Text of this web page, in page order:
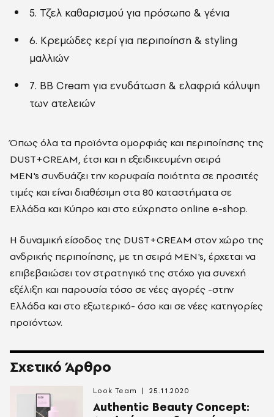
5. Τζελ καθαρισμού για πρόσωπο & γένια
6. Κρεμώδες κερί για περιποίηση & styling
μαλλιών
7. BB Cream για ενυδάτωση & ελαφριά κάλυψη
των ατελειών
Όπως όλα τα προϊόντα ομορφιάς και περιποίησης της
DUST+CREAM, έτσι και η εξειδικευμένη σειρά
MEN's συνδυάζει την κορυφαία ποιότητα σε προσιτές
τιμές και είναι διαθέσιμη στα 80 καταστήματα σε
Ελλάδα και Κύπρο και στο εύχρηστο online e-shop.
Η δυναμική είσοδος της DUST+CREAM στον χώρο της
ανδρικής περιποίησης, με τη σειρά MEN's, έρχεται να
επιβεβαιώσει τον στρατηγικό της στόχο για συνεχή
εξέλιξη και παρουσία τόσο σε νέες αγορές -στην
Ελλάδα και στο εξωτερικό- όσο και σε νέες κατηγορίες
προϊόντων.
Σχετικό Άρθρο
Authentic Beauty Concept:
Look Team 25.11.2020